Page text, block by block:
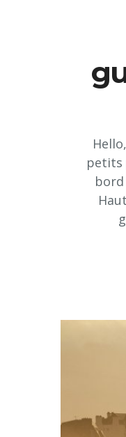
petits
bord